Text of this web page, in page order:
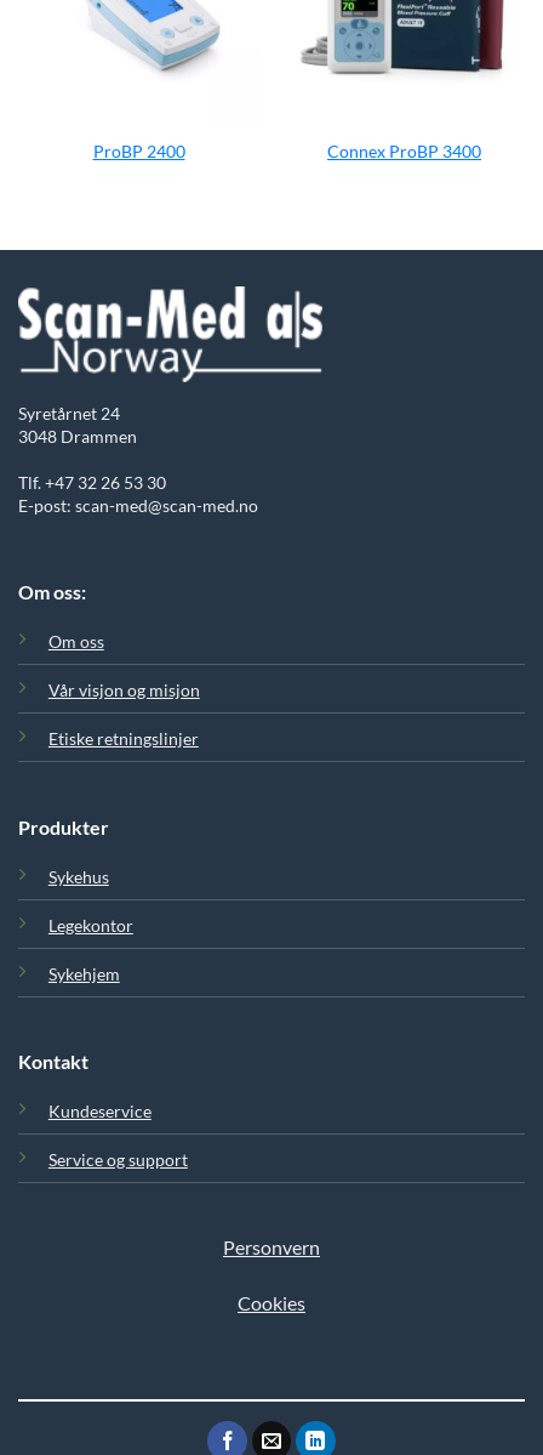
ProBP 2400 Connex ProBP 3400
Syretårnet 24
3048 Drammen
Tlf. +47 32 26 53 30
E-post: scan-med@scan-med.no
Om oss:
Om oss
Vår visjon og misjon
Etiske retningslinjer
Produkter
Sykehus
Legekontor
Sykehjem
Kontakt
Kundeservice
Service og support
Personvern
Cookies